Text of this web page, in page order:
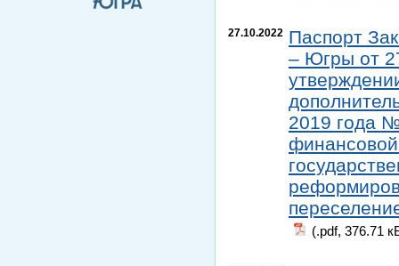
27.10.2022 Паспорт
– Югры от
2019 года
финансовой
(.pdf, 376.71